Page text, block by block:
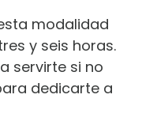
modalidad
y seis horas.
servirte si no
dedicarte a